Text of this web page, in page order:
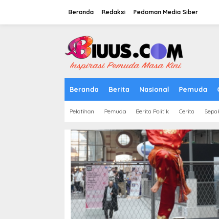
Beranda Redaksi Pedoman Media Siber
Beranda Berita Nasional Pemuda
Pelatihan Pemuda Berita Politik Cerita